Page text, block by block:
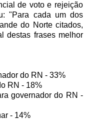
de voto e rejeição
"Para cada um dos
do Norte citados,
destas frases melhor
do RN - 33%
RN - 18%
governador do RN -
- 14%